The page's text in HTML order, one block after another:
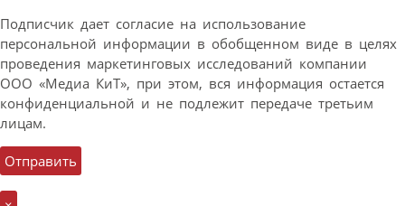
Подписчик дает согласие на использование
персональной информации в обобщенном виде в целях
проведения маркетинговых исследований компании
ООО «Медиа КиТ», при этом, вся информация остается
конфиденциальной и не подлежит передаче третьим
лицам.